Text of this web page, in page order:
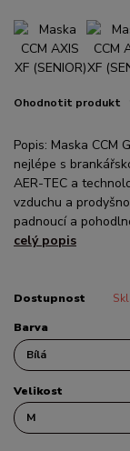
Ohodnotit produkt
Popis: Maska CCM
nejlépe s
AER-TEC a
vzduchu a
padnoucí a
celý popis
Dostupnost
Barva
Velikost